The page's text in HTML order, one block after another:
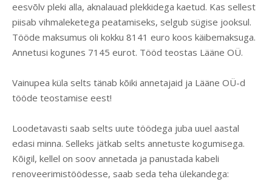
eesvõlv pleki alla, aknalauad plekkidega kaetud. Kas sellest
piisab vihmaleketega peatamiseks, selgub sügise jooksul.
Tööde maksumus oli kokku 8141 euro koos käibemaksuga.
Annetusi kogunes 7145 eurot. Tööd teostas Lääne OÜ.
Vainupea küla selts tänab kõiki annetajaid ja Lääne OÜ-d
tööde teostamise eest!
Loodetavasti saab selts uute töödega juba uuel aastal
edasi minna. Selleks jätkab selts annetuste kogumisega.
Kõigil, kellel on soov annetada ja panustada kabeli
renoveerimistöödesse, saab seda teha ülekandega: